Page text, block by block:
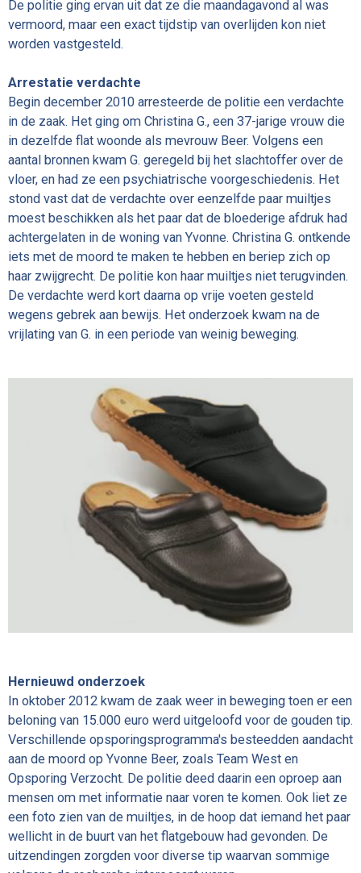
De politie ging ervan uit dat ze die maandagavond al was
vermoord, maar een exact tijdstip van overlijden kon niet
worden vastgesteld.
Arrestatie verdachte
Begin december 2010 arresteerde de politie een verdachte
in de zaak. Het ging om Christina G., een 37-jarige vrouw die
in dezelfde flat woonde als mevrouw Beer. Volgens een
aantal bronnen kwam G. geregeld bij het slachtoffer over de
vloer, en had ze een psychiatrische voorgeschiedenis. Het
stond vast dat de verdachte over eenzelfde paar muiltjes
moest beschikken als het paar dat de bloederige afdruk had
achtergelaten in de woning van Yvonne. Christina G. ontkende
iets met de moord te maken te hebben en beriep zich op
haar zwijgrecht. De politie kon haar muiltjes niet terugvinden.
De verdachte werd kort daarna op vrije voeten gesteld
wegens gebrek aan bewijs. Het onderzoek kwam na de
vrijlating van G. in een periode van weinig beweging.
Hernieuwd onderzoek
In oktober 2012 kwam de zaak weer in beweging toen er een
beloning van 15.000 euro werd uitgeloofd voor de gouden tip.
Verschillende opsporingsprogramma's besteedden aandacht
aan de moord op Yvonne Beer, zoals Team West en
Opsporing Verzocht. De politie deed daarin een oproep aan
mensen om met informatie naar voren te komen. Ook liet ze
een foto zien van de muiltjes, in de hoop dat iemand het paar
wellicht in de buurt van het flatgebouw had gevonden. De
uitzendingen zorgden voor diverse tip waarvan sommige